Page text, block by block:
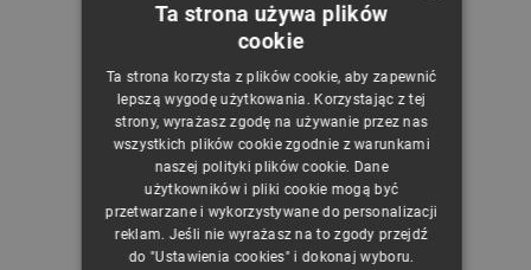
CZECH
ENGLISH
GERMAN
Ta strona używa plików
cookie
Ta strona korzysta z plików cookie, aby zapewnić
lepszą wygodę użytkowania. Korzystając z tej
strony, wyrażasz zgodę na używanie przez nas
wszystkich plików cookie zgodnie z warunkami
naszej polityki plików cookie. Dane
użytkowników i pliki cookie mogą być
przetwarzane i wykorzystywane do personalizacji
reklam. Jeśli nie wyrażasz na to zgody przejdź
do "Ustawienia cookies" i dokonaj wyboru.